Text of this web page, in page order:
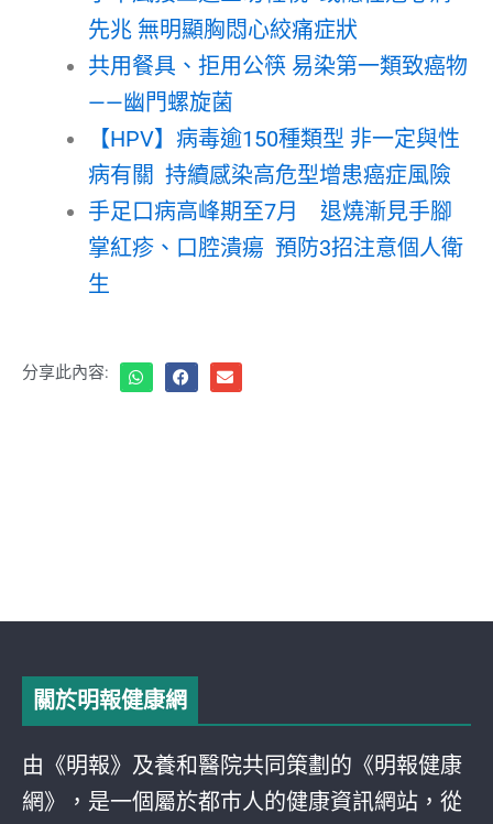
先兆 無明顯胸悶心絞痛症狀
共用餐具、拒用公筷 易染第一類致癌物
——幽門螺旋菌
【HPV】病毒逾150種類型 非一定與性
病有關 持續感染高危型增患癌症風險
手足口病高峰期至7月 退燒漸見手腳
掌紅疹、口腔潰瘍 預防3招注意個人衛
生
分享此內容:
關於明報健康網
由《明報》及養和醫院共同策劃的《明報健康
網》，是一個屬於都巿人的健康資訊網站，從